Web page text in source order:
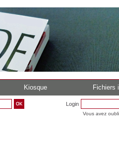
Kiosque Fichiers
Login
Vous avez